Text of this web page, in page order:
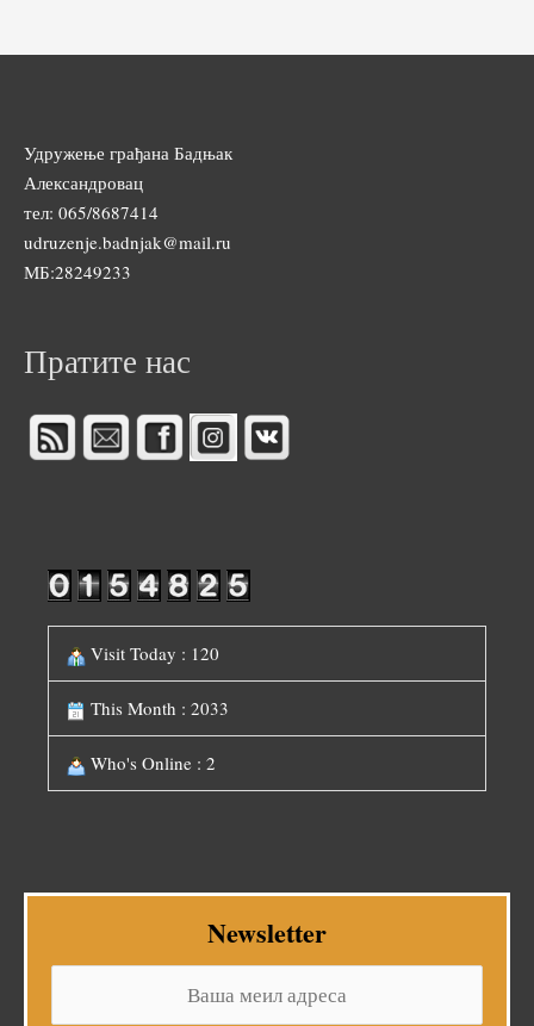
Удружење грађана Бадњак
Александровац
тел: 065/8687414
udruzenje.badnjak@mail.ru
МБ:28249233
Пратите нас
Visit Today : 120
This Month : 2033
Who's Online : 2
Newsletter